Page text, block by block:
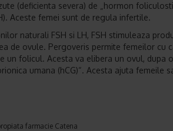
(deficienta severa) de „hormon
Aceste femei sunt de regula infertile.
naturali FSH si LH, FSH stimuleaza
de ovule. Pergoveris permite femeilor cu
un folicul. Acesta va elibera un ovul, dupa
umana (hCG)“. Acesta ajuta femeile
farmacie Catena